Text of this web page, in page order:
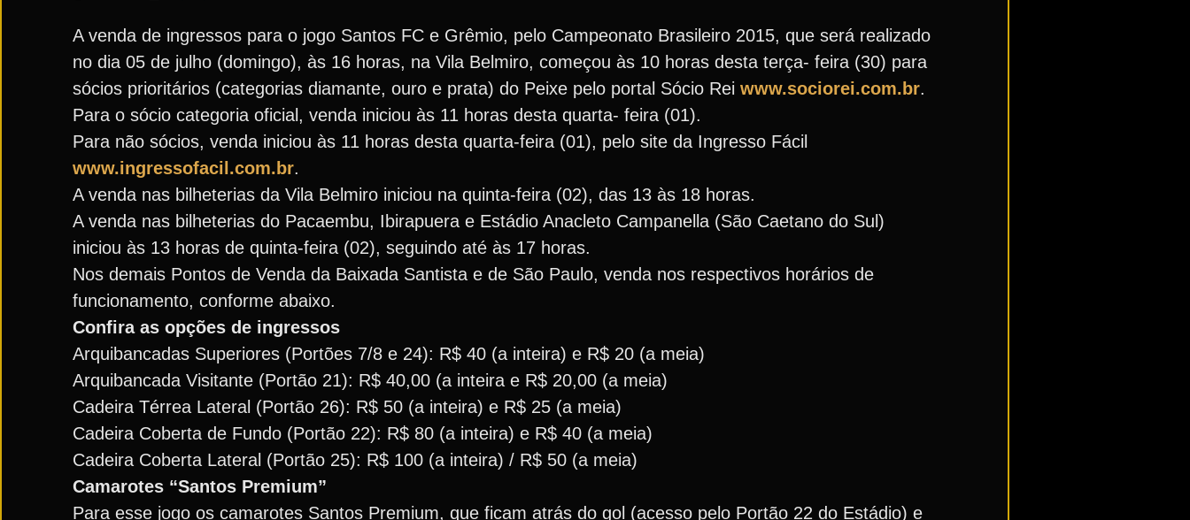
A venda de ingressos para o jogo Santos FC e Grêmio, pelo Campeonato Brasileiro 2015, que será realizado
no dia 05 de julho (domingo), às 16 horas, na Vila Belmiro, começou às 10 horas desta terça- feira (30) para
sócios prioritários (categorias diamante, ouro e prata) do Peixe pelo portal Sócio Rei www.sociorei.com.br.
Para o sócio categoria oficial, venda iniciou às 11 horas desta quarta- feira (01).
Para não sócios, venda iniciou às 11 horas desta quarta-feira (01), pelo site da Ingresso Fácil
www.ingressofacil.com.br.
A venda nas bilheterias da Vila Belmiro iniciou na quinta-feira (02), das 13 às 18 horas.
A venda nas bilheterias do Pacaembu, Ibirapuera e Estádio Anacleto Campanella (São Caetano do Sul)
iniciou às 13 horas de quinta-feira (02), seguindo até às 17 horas.
Nos demais Pontos de Venda da Baixada Santista e de São Paulo, venda nos respectivos horários de
funcionamento, conforme abaixo.
Confira as opções de ingressos
Arquibancadas Superiores (Portões 7/8 e 24): R$ 40 (a inteira) e R$ 20 (a meia)
Arquibancada Visitante (Portão 21): R$ 40,00 (a inteira e R$ 20,00 (a meia)
Cadeira Térrea Lateral (Portão 26): R$ 50 (a inteira) e R$ 25 (a meia)
Cadeira Coberta de Fundo (Portão 22): R$ 80 (a inteira) e R$ 40 (a meia)
Cadeira Coberta Lateral (Portão 25): R$ 100 (a inteira) / R$ 50 (a meia)
Camarotes “Santos Premium”
Para esse jogo os camarotes Santos Premium, que ficam atrás do gol (acesso pelo Portão 22 do Estádio) e